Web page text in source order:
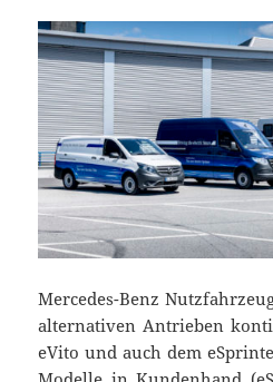
Mercedes-Benz
alternativen Antrieben
eVito und auch dem